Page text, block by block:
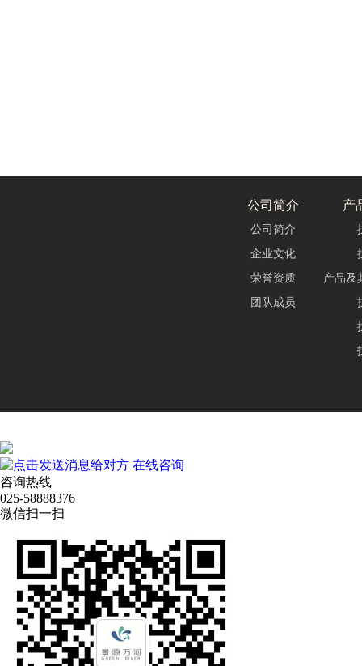
公司简介
公司简介
企业文化
荣誉资质
团队成员
产
产品及
在线咨询
咨询热线
025-58888376
微信扫一扫